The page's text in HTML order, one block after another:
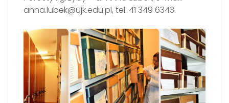
anna.lubek@ujk.edu.pl, tel. 41 349 6343.